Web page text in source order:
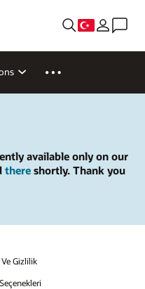
available only on our
there shortly. Thank you
Gizlilik